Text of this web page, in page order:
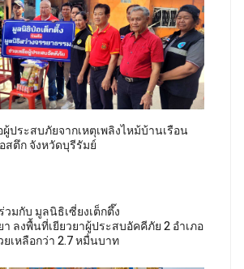
ประสบภัยจากเหตุเพลิงไหม้บ้านเรือน
สตึก จังหวัดบุรีรัมย์
มกับ มูลนิธิเซี่ยงเต็กตึ๊ง
ลงพื้นที่เยียวยาผู้ประสบอัคคีภัย 2 อำเภอ
เหลือกว่า 2.7 หมื่นบาท